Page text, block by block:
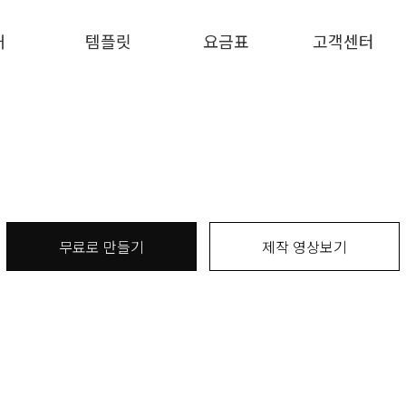
템플릿 요금표 고객센터
무료로 만들기 제작 영상보기